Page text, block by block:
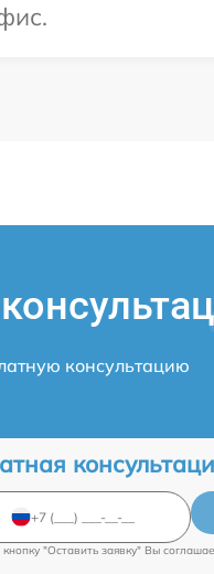
консультацию
"Оставить заявку" Вы